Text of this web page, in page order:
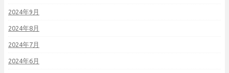
2024年9月
2024年8月
2024年7月
2024年6月